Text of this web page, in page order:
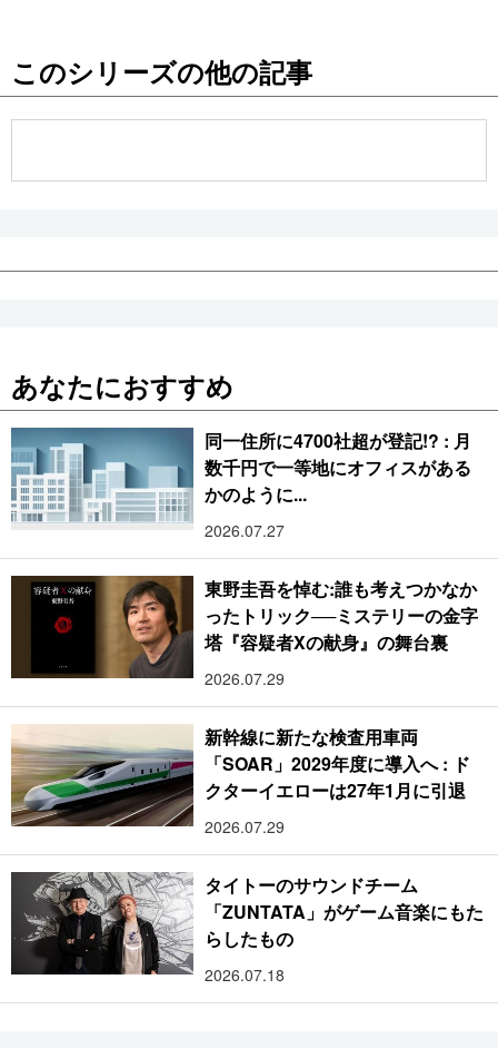
このシリーズの他の記事
あなたにおすすめ
同一住所に4700社超が登記!? : 月
数千円で一等地にオフィスがある
かのように...
2026.07.27
東野圭吾を悼む:誰も考えつかなか
ったトリック──ミステリーの金字
塔『容疑者Xの献身』の舞台裏
2026.07.29
新幹線に新たな検査用車両
「SOAR」2029年度に導入へ : ド
クターイエローは27年1月に引退
2026.07.29
タイトーのサウンドチーム
「ZUNTATA」がゲーム音楽にもた
らしたもの
2026.07.18